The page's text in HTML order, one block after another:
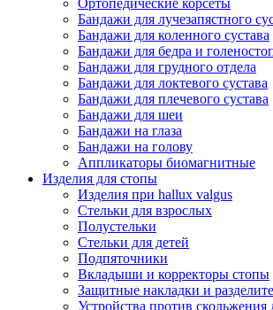
Ортопедические корсеты
Бандажи для лучезапястного
Бандажи для коленного сустава
Бандажи для бедра и
Бандажи для грудного отдела
Бандажи для локтевого сустава
Бандажи для плечевого сустава
Бандажи для шеи
Бандажи на глаза
Бандажи на голову
Аппликаторы биомагнитные
Изделия для стопы
Изделия при hallux valgus
Стельки для взрослых
Полустельки
Стельки для детей
Подпяточники
Вкладыши и корректоры стопы
Защитные накладки и
Устройства против скольжения